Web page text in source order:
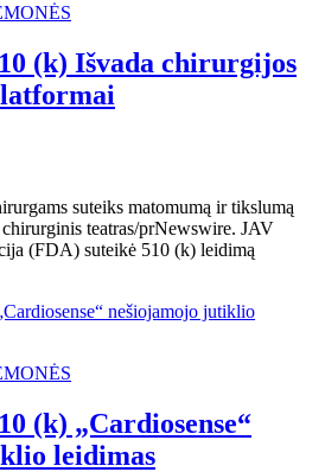
(k) Išvada chirurgijos
suteiks matomumą ir tikslumą
teatras/prNewswire. JAV
(FDA) suteikė 510 (k) leidimą
(k) „Cardiosense“
leidimas